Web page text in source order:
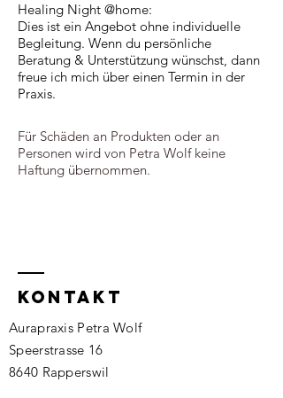
Healing Night @home:
Dies ist ein Angebot ohne individuelle
Begleitung. Wenn du persönliche
Beratung & Unterstützung wünschst, dann
freue ich mich über einen Termin in der
Praxis.
Für Schäden an Produkten oder an
Personen wird von Petra Wolf keine
Haftung übernommen.
kontakt
Aurapraxis Petra Wolf
Speerstrasse 16
8640 Rapperswil